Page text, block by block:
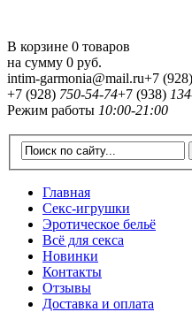
В корзине 0 товаров
на сумму 0 руб.
intim-garmonia@mail.ru+7 (928)
+7 (928) 750-54-74+7 (938)
Режим работы 10:00-21:00
Главная
Секс-игрушки
Эротическое бельё
Всё для секса
Новинки
Контакты
Отзывы
Доставка и оплата